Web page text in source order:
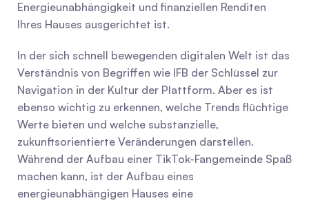
Energieunabhängigkeit und finanziellen Renditen
Ihres Hauses ausgerichtet ist.
In der sich schnell bewegenden digitalen Welt ist das
Verständnis von Begriffen wie IFB der Schlüssel zur
Navigation in der Kultur der Plattform. Aber es ist
ebenso wichtig zu erkennen, welche Trends flüchtige
Werte bieten und welche substanzielle,
zukunftsorientierte Veränderungen darstellen.
Während der Aufbau einer TikTok-Fangemeinde Spaß
machen kann, ist der Aufbau eines
energieunabhängigen Hauses eine